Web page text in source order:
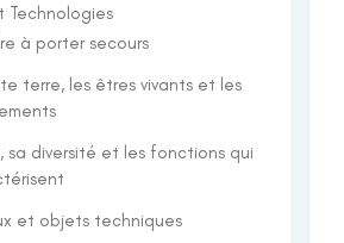
Technologies
à porter secours
terre, les êtres vivants et les
sa diversité et les fonctions qui
et objets techniques